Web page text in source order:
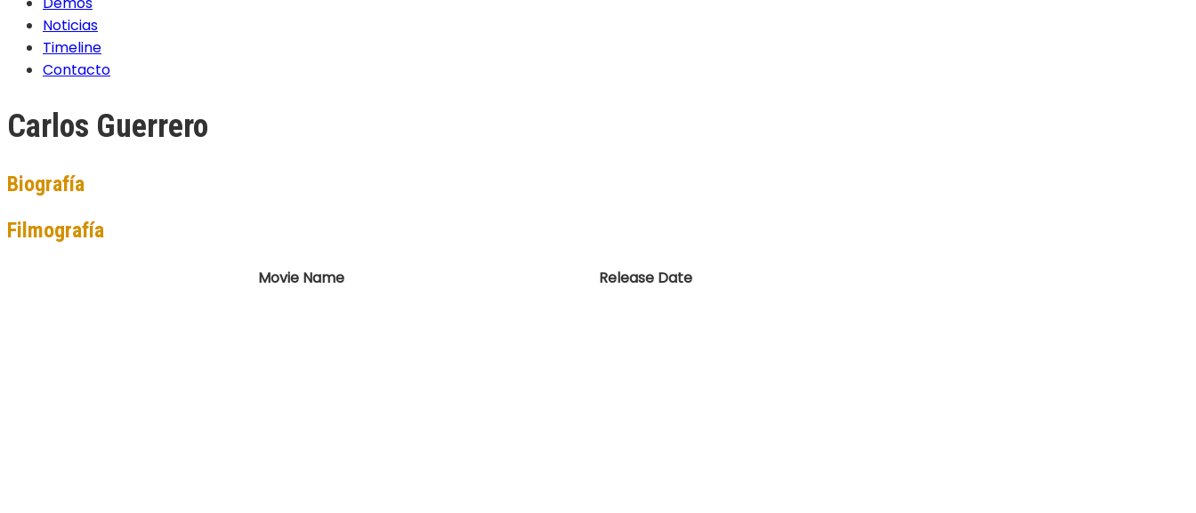
Noticias
Timeline
Contacto
Carlos Guerrero
Biografía
Filmografía
Movie Name Release Date